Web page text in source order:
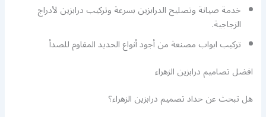
خدمة صيانة وتصليح الدرابزين بسرعة وتركيب درابزين لأدراج
الزجاجية.
تركيب ابواب مصنعة من أجود أنواع الحديد المقاوم للصدأ
افضل تصاميم درابزين الزهراء
هل تبحث عن حداد تصميم درابزين الزهراء؟